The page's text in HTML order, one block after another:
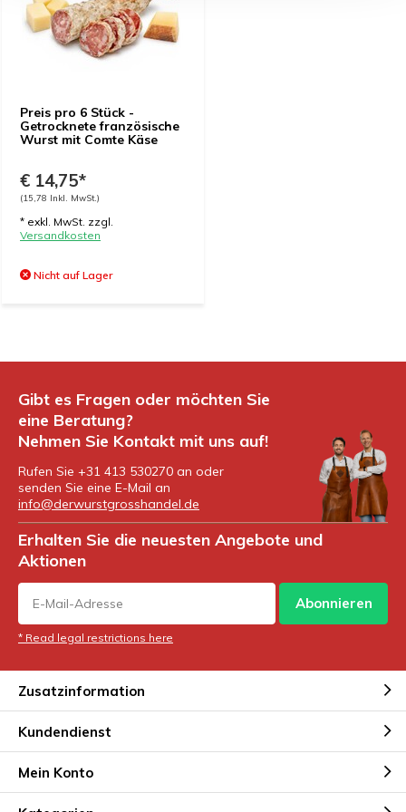
Preis pro 6 Stück -
Getrocknete französische
Wurst mit Comte Käse
€ 14,75*
(15,78 Inkl. MwSt.)
* exkl. MwSt. zzgl.
Versandkosten
Nicht auf Lager
Gibt es Fragen oder möchten Sie
eine Beratung?
Nehmen Sie Kontakt mit uns auf!
Rufen Sie +31 413 530270 an oder
senden Sie eine E-Mail an
info@derwurstgrosshandel.de
Erhalten Sie die neuesten Angebote und
Aktionen
Abonnieren
* Read legal restrictions here
Zusatzinformation
Kundendienst
Mein Konto